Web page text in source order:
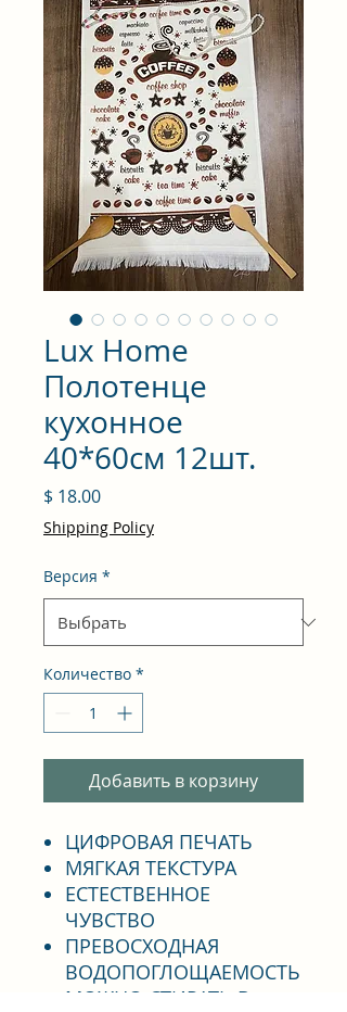
Lux Home
Полотенце
кухонное
40*60см 12шт.
$ 18.00Цена
Shipping Policy
Версия *
Количество *
Добавить в корзину
ЦИФРОВАЯ ПЕЧАТЬ
МЯГКАЯ ТЕКСТУРА
ЕСТЕСТВЕННОЕ
ЧУВСТВО
ПРЕВОСХОДНАЯ
ВОДОПОГЛОЩАЕМОСТЬ
МОЖНО СТИРАТЬ В